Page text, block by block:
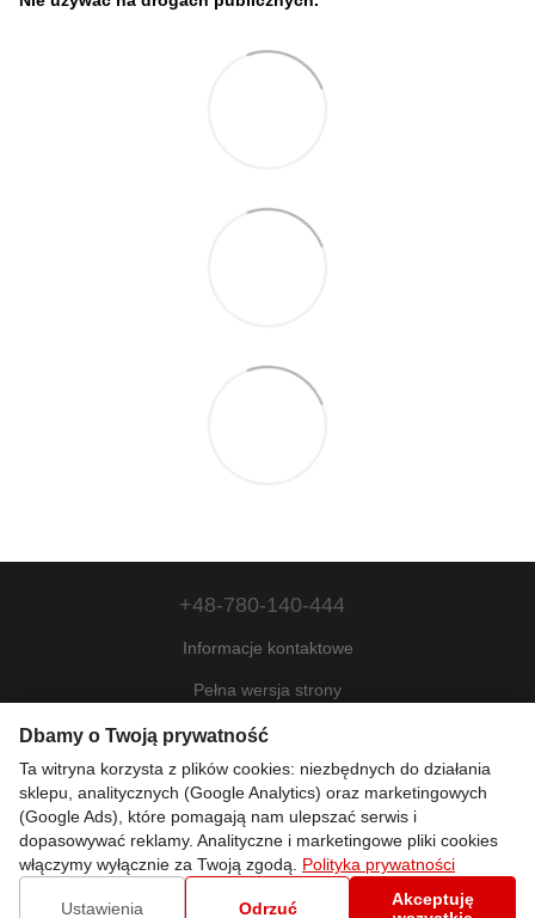
+48-780-140-444
Informacje kontaktowe
Pełna wersja strony
Mapa strony
© 2022—2026
Motohill Poland
Pl Укр Рус Eng
Sklep internetowy zbudowany z Horoshop
Dbamy o Twoją prywatność
Ta witryna korzysta z plików cookies: niezbędnych do działania
sklepu, analitycznych (Google Analytics) oraz marketingowych
(Google Ads), które pomagają nam ulepszać serwis i
dopasowywać reklamy. Analityczne i marketingowe pliki cookies
włączymy wyłącznie za Twoją zgodą. Polityka prywatności
Ustawienia Odrzuć
Akceptuję